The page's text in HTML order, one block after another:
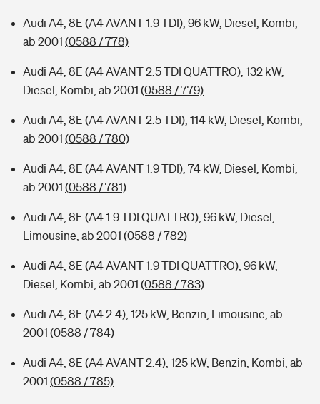
Audi A4, 8E (A4 AVANT 1.9 TDI), 96 kW, Diesel, Kombi,
ab 2001 (0588 / 778)
Audi A4, 8E (A4 AVANT 2.5 TDI QUATTRO), 132 kW,
Diesel, Kombi, ab 2001 (0588 / 779)
Audi A4, 8E (A4 AVANT 2.5 TDI), 114 kW, Diesel, Kombi,
ab 2001 (0588 / 780)
Audi A4, 8E (A4 AVANT 1.9 TDI), 74 kW, Diesel, Kombi,
ab 2001 (0588 / 781)
Audi A4, 8E (A4 1.9 TDI QUATTRO), 96 kW, Diesel,
Limousine, ab 2001 (0588 / 782)
Audi A4, 8E (A4 AVANT 1.9 TDI QUATTRO), 96 kW,
Diesel, Kombi, ab 2001 (0588 / 783)
Audi A4, 8E (A4 2.4), 125 kW, Benzin, Limousine, ab
2001 (0588 / 784)
Audi A4, 8E (A4 AVANT 2.4), 125 kW, Benzin, Kombi, ab
2001 (0588 / 785)